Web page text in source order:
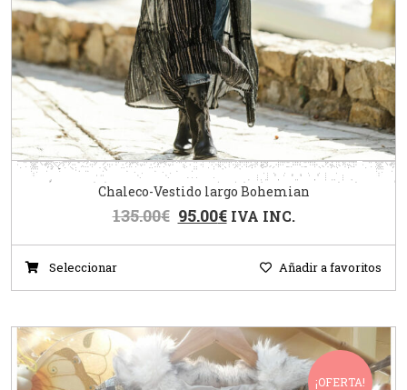
Chaleco-Vestido largo Bohemian
135.00€ 95.00€ IVA INC.
Seleccionar Añadir a favoritos
¡OFERTA!